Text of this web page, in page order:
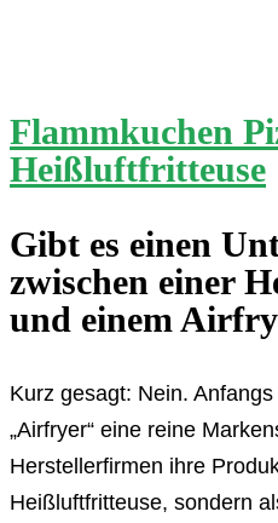
Flammkuchen
Heißluftfritteuse
Gibt es einen
zwischen einer
und einem
Kurz gesagt: Nein.
„Airfryer“ eine reine
Herstellerfirmen ihre
Heißluftfritteuse, sondern